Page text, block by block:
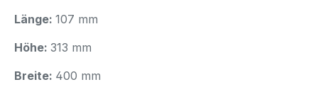
Länge: 107 mm
Höhe: 313 mm
Breite: 400 mm